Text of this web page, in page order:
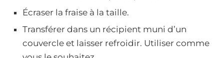
Écraser la fraise à la taille.
Transférer dans un récipient muni d’un
couvercle et laisser refroidir. Utiliser comme